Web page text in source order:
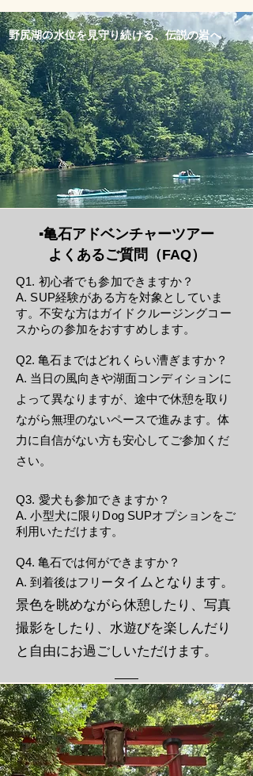
野尻湖の水位を見守り続ける、伝説の岩へ
▪️亀石アドベンチャーツアー
よくあるご質問（FAQ）
Q1. 初心者でも参加できますか？
A. SUP経験がある方を対象としていま
す。不安な方はガイドクルージングコー
スからの参加をおすすめします。
Q2. 亀石まではどれくらい漕ぎますか？
A. 当日の風向きや湖面コンディションに
よって異なりますが、途中で休憩を取り
ながら無理のないペースで進みます。体
力に自信がない方も安心してご参加くだ
さい。
Q3. 愛犬も参加できますか？
A. 小型犬に限りDog SUPオプションをご
利用いただけます。
Q4. 亀石では何ができますか？
A. 到着後はフリータイムとなります。
景色を眺めながら休憩したり、写真
撮影をしたり、水遊びを楽しんだり
と自由にお過ごしいただけます。